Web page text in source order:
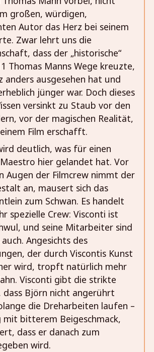
großen, würdigen,
Autor das Herz bei seinem
Zwar lehrt uns die
dass der „historische“
Thomas Manns Wege kreuzte,
anders ausgesehen hat und
jünger war. Doch dieses
versinkt zu Staub vor den
vor der magischen Realität,
Film erschafft.
deutlich, was für einen
hier gelandet hat. Vor
Augen der Filmcrew nimmt der
an, mausert sich das
zum Schwan. Es handelt
spezielle Crew: Visconti ist
und seine Mitarbeiter sind
Angesichts des
der durch Viscontis Kunst
wird, tropft natürlich mehr
Visconti gibt die strikte
dass Björn nicht angerührt
die Dreharbeiten laufen –
mit bitterem Beigeschmack,
dass er danach zum
wird.